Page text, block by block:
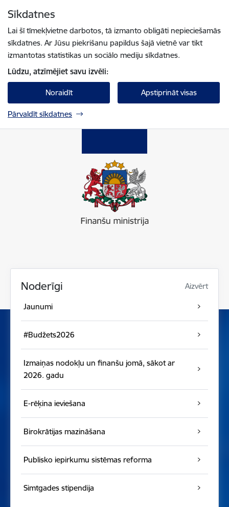
Sīkdatnes
Lai šī tīmekļvietne darbotos, tā izmanto obligāti nepieciešamās
sīkdatnes. Ar Jūsu piekrišanu papildus šajā vietnē var tikt
izmantotas statistikas un sociālo mediju sīkdatnes.
Lūdzu, atzīmējiet savu izvēli:
Noraidīt Apstiprināt visas
Pārvaldīt sīkdatnes
Noderīgi Aizvērt
Jaunumi
#Budžets2026
Izmaiņas nodokļu un finanšu jomā, sākot ar
2026. gadu
E-rēķina ieviešana
Birokrātijas mazināšana
Publisko iepirkumu sistēmas reforma
Simtgades stipendija